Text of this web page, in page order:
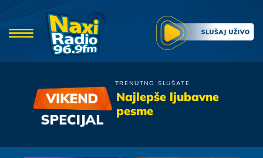
TRENUTNO SLUŠATE
Najlepše ljubavne
pesme
Nina Badric